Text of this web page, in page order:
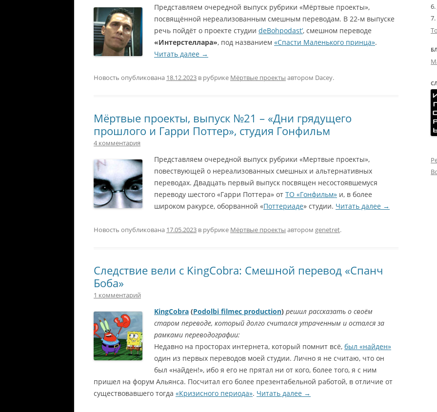
Представляем очередной выпуск рубрики «Мёртвые проекты»,
посвящённой нереализованным смешным переводам. В 22-м выпуске
речь пойдёт о проекте студии deBohpodast’, смешном переводе
«Интерстеллара», под названием «Спасти Маленького принца».
Читать далее →
Новость опубликована 18.12.2023 в рубрике Мёртвые проекты автором Dacey.
Мёртвые проекты, выпуск №21 – «Дни грядущего
прошлого и Гарри Поттер», студия Гонфильм
4 комментария
Представляем очередной выпуск рубрики «Мертвые проекты»,
повествующей о нереализованных смешных и альтернативных
переводах. Двадцать первый выпуск посвящен несостоявшемуся
переводу шестого «Гарри Поттера» от ТО «Гонфильм» и, в более
широком ракурсе, оборванной «Поттериаде» студии. Читать далее →
Новость опубликована 17.05.2023 в рубрике Мёртвые проекты автором genetret.
Следствие вели с KingCobra: Смешной перевод «Спанч
Боба»
1 комментарий
KingCobra (Podolbi filmec production) решил рассказать о своём
старом переводе, который долго считался утраченным и остался за
рамками переводографии:
Недавно на просторах интернета, который помнит всё, был «найден»
один из первых переводов моей студии. Лично я не считаю, что он
был «найден!», ибо я его не прятал ни от кого, более того, я с ним
пришел на форум Альянса. Посчитал его более презентабельной работой, в отличие от
существовавшего тогда «Кризисного периода». Читать далее →